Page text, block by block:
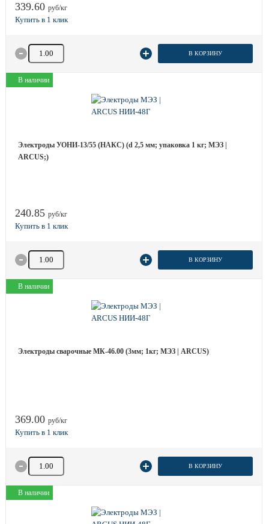
339.60 руб/кг
Количество товара В КОРЗИНУ
В наличии
Электроды УОНИ-13/55 (НАКС) (d 2,5 мм; упаковка 1 кг; МЭЗ |
ARCUS;)
240.85 руб/кг
Количество товара В КОРЗИНУ
В наличии
Электроды сварочные МК-46.00 (3мм; 1кг; МЭЗ | ARCUS)
369.00 руб/кг
Количество товара В КОРЗИНУ
В наличии